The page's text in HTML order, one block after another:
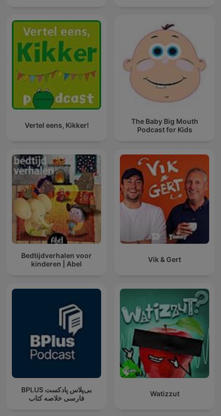
Vertel eens, Kikker!
The Baby Big Mouth
Podcast for Kids
Bedtijdverhalen voor
kinderen | Abel
Vik & Gert
‌BPLUS بی‌پلاس پادکست
فارسی خلاصه کتاب
Watizzut